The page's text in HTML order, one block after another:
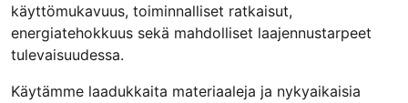
käyttömukavuus, toiminnalliset ratkaisut,
energiatehokkuus sekä mahdolliset laajennustarpeet
tulevaisuudessa.
Käytämme laadukkaita materiaaleja ja nykyaikaisia